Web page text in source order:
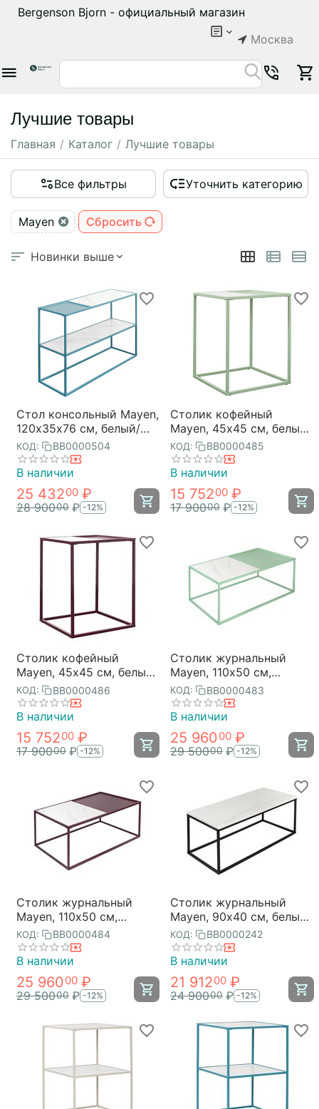
Bergenson Bjorn - официальный магазин
Москва
Лучшие товары
Главная / Каталог / Лучшие товары
Все фильтры Уточнить категорию
Mayen Сбросить
Новинки выше
Стол консольный Mayen,
120х35х76 см, белый/
бирюзовый, Bergenson
Bjorn
КОД: BB0000504
В наличии
25 43200 ₽
28 90000 ₽ -12%
Столик кофейный
Mayen, 45х45 см, белый/
зеленый, Bergenson Bjorn
КОД: BB0000485
В наличии
15 75200 ₽
17 90000 ₽ -12%
Столик кофейный
Mayen, 45х45 см, белый/
сливовый, Bergenson
Bjorn
КОД: BB0000486
В наличии
15 75200 ₽
17 90000 ₽ -12%
Столик журнальный
Mayen, 110х50 см,
белый/зеленый,
Bergenson Bjorn
КОД: BB0000483
В наличии
25 96000 ₽
29 50000 ₽ -12%
Столик журнальный
Mayen, 110х50 см,
белый/сливовый,
Bergenson Bjorn
КОД: BB0000484
В наличии
25 96000 ₽
29 50000 ₽ -12%
Столик журнальный
Mayen, 90х40 см, белый/
черный, Bergenson Bjorn
КОД: BB0000242
В наличии
21 91200 ₽
24 90000 ₽ -12%